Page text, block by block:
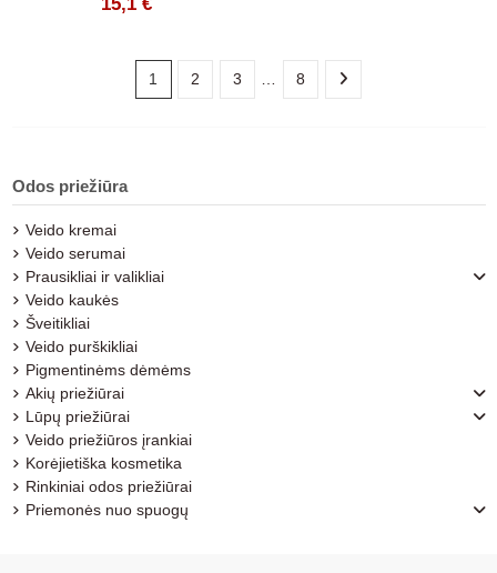
1 2 3 8
Odos priežiūra
Veido kremai
Veido serumai
Prausikliai ir valikliai
Veido kaukės
Šveitikliai
Veido purškikliai
Pigmentinėms dėmėms
Akių priežiūrai
Lūpų priežiūrai
Veido priežiūros įrankiai
Korėjietiška kosmetika
Rinkiniai odos priežiūrai
Priemonės nuo spuogų